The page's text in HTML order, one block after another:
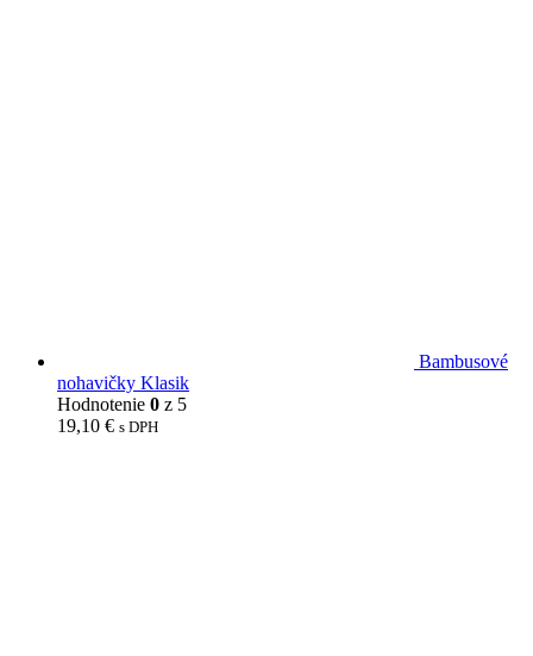
Bambusové
nohavičky Klasik
Hodnotenie 0 z 5
19,10 € s DPH